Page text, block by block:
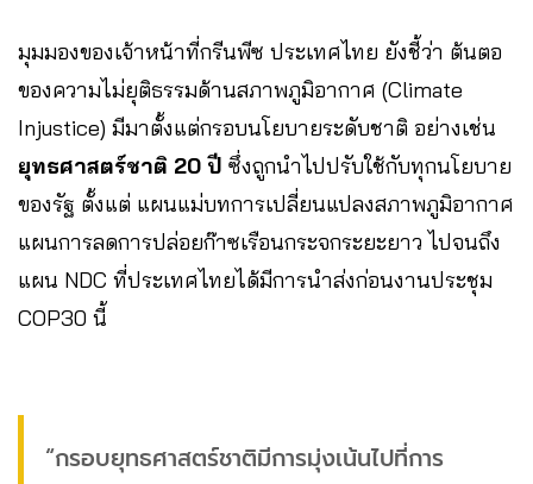
มุมมองของเจ้าหน้าที่กรีนพีซ ประเทศไทย ยังชี้ว่า ต้นตอ
ของความไม่ยุติธรรมด้านสภาพภูมิอากาศ (Climate
Injustice) มีมาตั้งแต่กรอบนโยบายระดับชาติ อย่างเช่น
ยุทธศาสตร์ชาติ 20 ปี ซึ่งถูกนำไปปรับใช้กับทุกนโยบาย
ของรัฐ ตั้งแต่ แผนแม่บทการเปลี่ยนแปลงสภาพภูมิอากาศ
แผนการลดการปล่อยก๊าซเรือนกระจกระยะยาว ไปจนถึง
แผน NDC ที่ประเทศไทยได้มีการนำส่งก่อนงานประชุม
COP30 นี้
“กรอบยุทธศาสตร์ชาติมีการมุ่งเน้นไปที่การ